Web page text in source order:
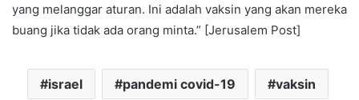
yang melanggar aturan. Ini adalah vaksin yang akan mereka
buang jika tidak ada orang minta.” [Jerusalem Post]
israel pandemi covid-19 vaksin